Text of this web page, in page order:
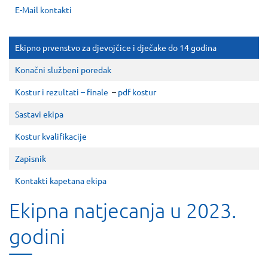
E-Mail kontakti
Ekipno prvenstvo za djevojčice i dječake do 14 godina
Konačni službeni poredak
Kostur i rezultati – finale – pdf kostur
Sastavi ekipa
Kostur kvalifikacije
Zapisnik
Kontakti kapetana ekipa
Ekipna natjecanja u 2023.
godini